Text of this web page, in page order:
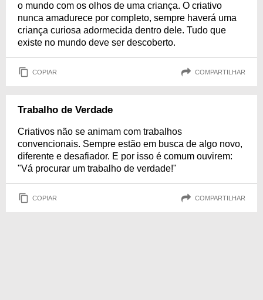
o mundo com os olhos de uma criança. O criativo
nunca amadurece por completo, sempre haverá uma
criança curiosa adormecida dentro dele. Tudo que
existe no mundo deve ser descoberto.
COPIAR COMPARTILHAR
Trabalho de Verdade
Criativos não se animam com trabalhos
convencionais. Sempre estão em busca de algo novo,
diferente e desafiador. E por isso é comum ouvirem:
"Vá procurar um trabalho de verdade!"
COPIAR COMPARTILHAR